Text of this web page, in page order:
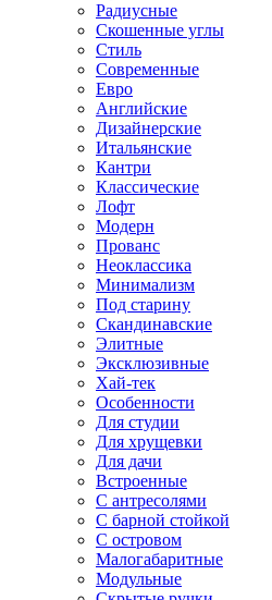
Радиусные
Скошенные углы
Стиль
Современные
Евро
Английские
Дизайнерские
Итальянские
Кантри
Классические
Лофт
Модерн
Прованс
Неоклассика
Минимализм
Под старину
Скандинавские
Элитные
Эксклюзивные
Хай-тек
Особенности
Для студии
Для хрущевки
Для дачи
Встроенные
С антресолями
С барной стойкой
С островом
Малогабаритные
Модульные